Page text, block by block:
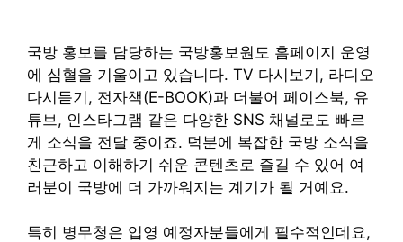
국방 홍보를 담당하는 국방홍보원도 홈페이지 운영
에 심혈을 기울이고 있습니다. TV 다시보기, 라디오
다시듣기, 전자책(E-BOOK)과 더불어 페이스북, 유
튜브, 인스타그램 같은 다양한 SNS 채널로도 빠르
게 소식을 전달 중이죠. 덕분에 복잡한 국방 소식을
친근하고 이해하기 쉬운 콘텐츠로 즐길 수 있어 여
러분이 국방에 더 가까워지는 계기가 될 거예요.
특히 병무청은 입영 예정자분들에게 필수적인데요,